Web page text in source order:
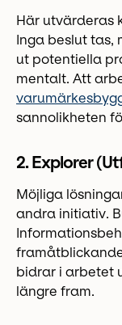
Här utvärderas
Inga beslut tas,
ut potentiella
mentalt. Att
sannolikheten
2. Explorer
Möjliga
andra initiativ.
bidrar i arbetet
längre fram.